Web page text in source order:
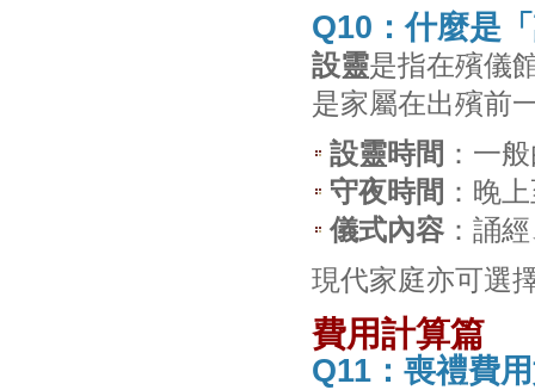
Q10：什麼是
設靈是指在殯儀
是家屬在出殯前
設靈時間 ：一
守夜時間 ：晚
儀式內容 ：誦
現代家庭亦可選
費用計算篇
Q11：喪禮費